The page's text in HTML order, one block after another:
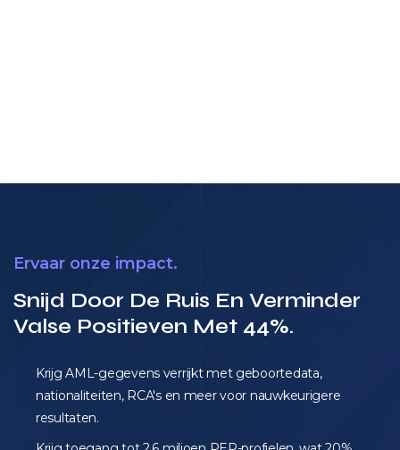
Ervaar onze impact.
Snijd Door De Ruis En Verminder
Valse Positieven Met 44%.
Krijg AML-gegevens verrijkt met geboortedata,
nationaliteiten, RCA's en meer voor nauwkeurigere
resultaten.